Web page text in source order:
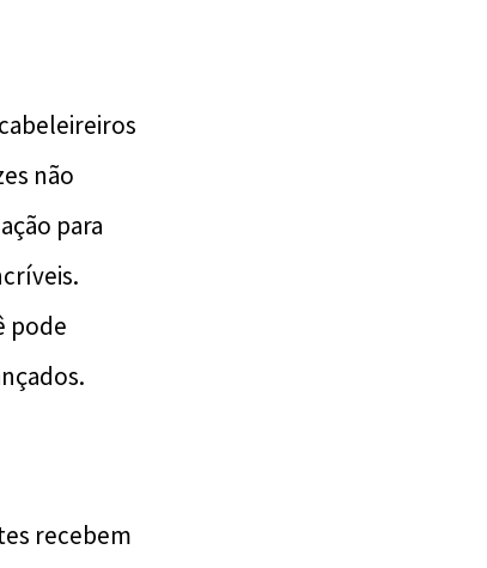
não
para
pode
recebem